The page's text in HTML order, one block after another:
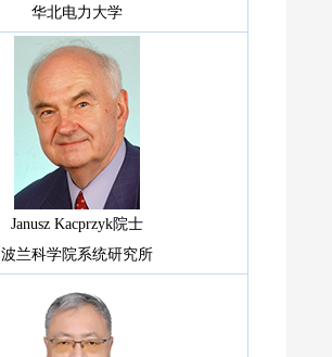
华北电力大学
Janusz Kacprzyk院士
波兰科学院系统研究所